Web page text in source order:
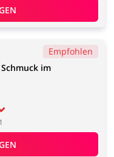
Schmuck & Uhren
Empfohlen
im
1